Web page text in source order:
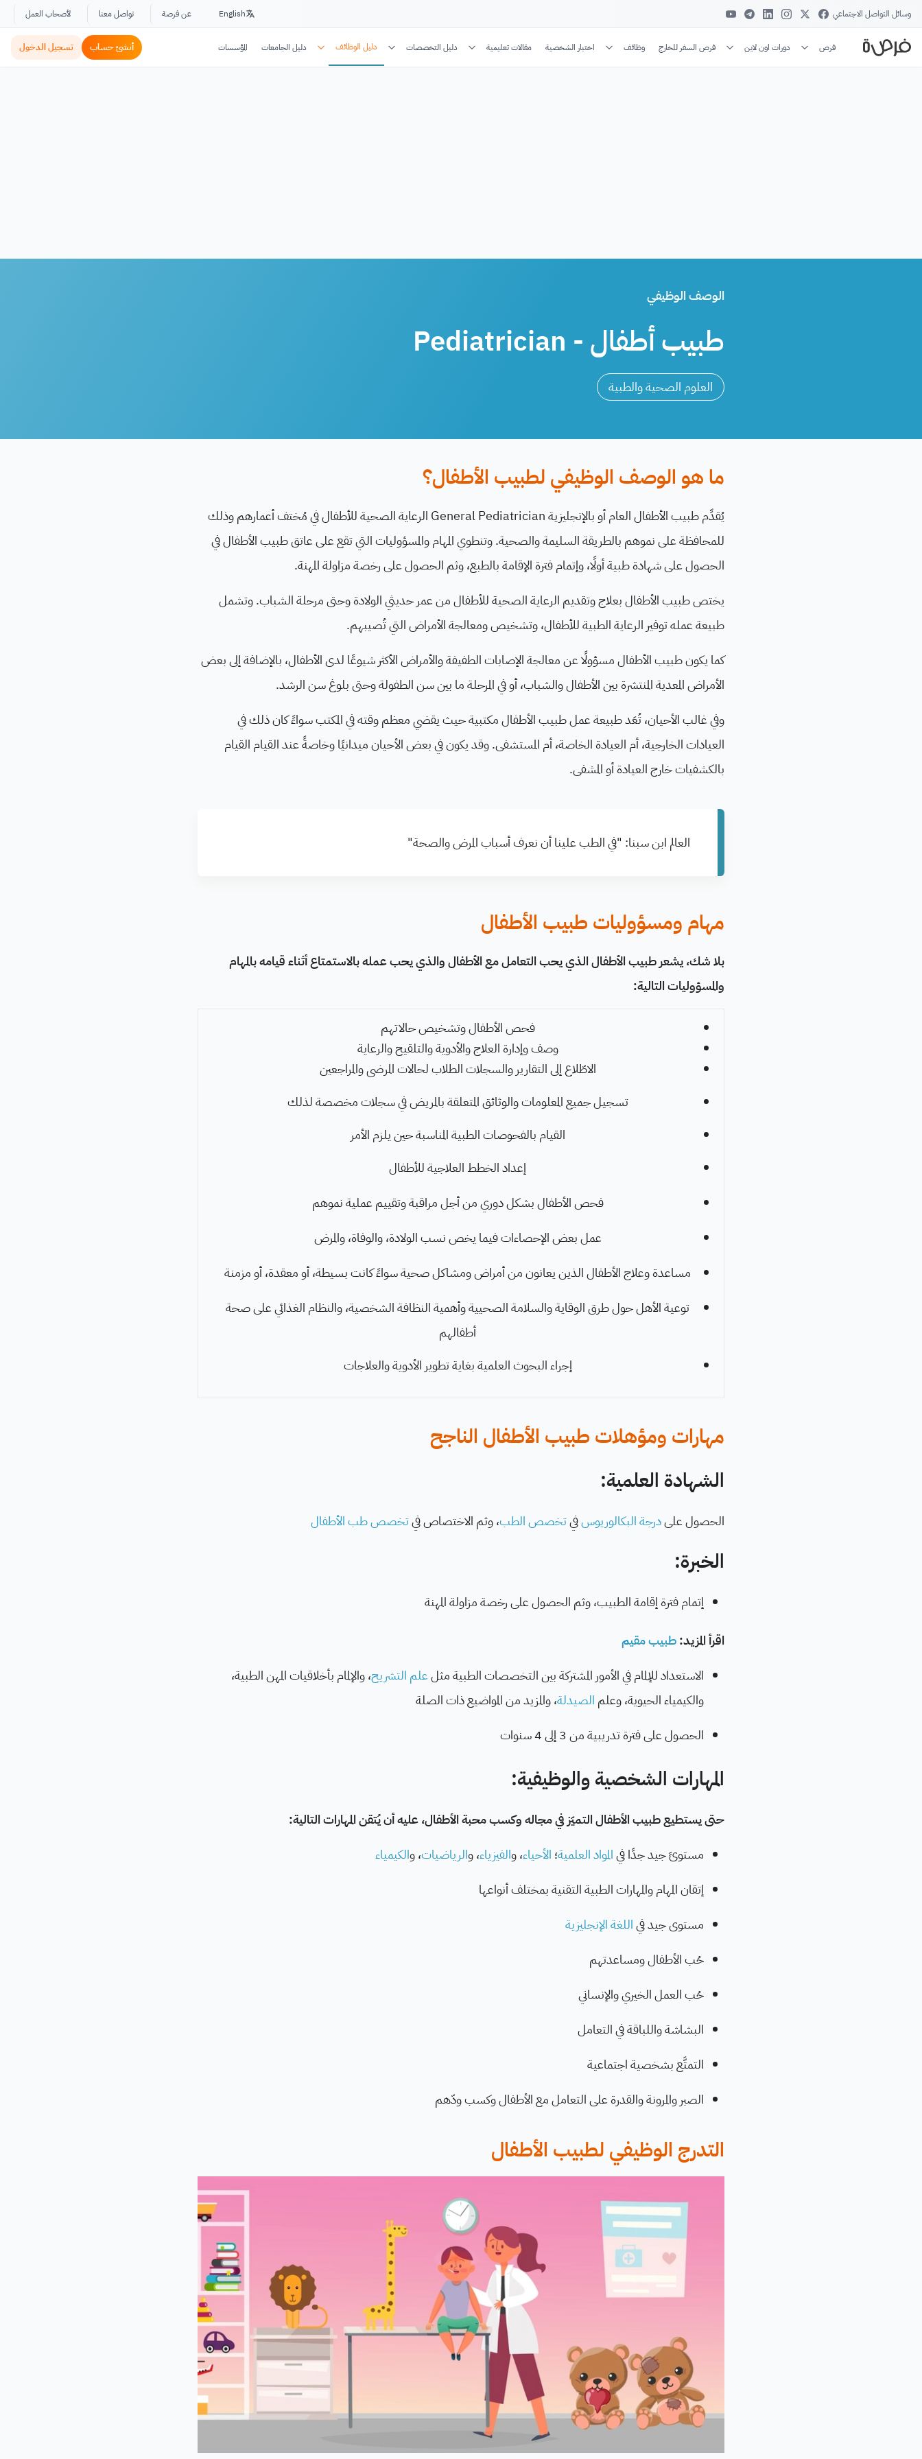
وسائل التواصل الاجتماعي English عن فرصة تواصل معنا لأصحاب العمل
فرص دورات اون لاين فرص السفر للخارج وظائف اختبار الشخصية مقالات تعليمية دليل التخصصات دليل الوظائف دليل الجامعات المؤسسات أنشئ حساب تسجيل الدخول
الوصف الوظيفي
طبيب أطفال - Pediatrician
العلوم الصحية والطبية
ما هو الوصف الوظيفي لطبيب الأطفال؟
يُقدِّم طبيب الأطفال العام أو بالإنجليزية General Pediatrician الرعاية الصحية للأطفال في مُختف أعمارهم وذلك
للمحافظة على نموهم بالطريقة السليمة والصحية. وتنطوي المهام والمسؤوليات التي تقع على عاتق طبيب الأطفال في
الحصول على شهادة طبية أولًا، وإتمام فترة الإقامة بالطبع، وثم الحصول على رخصة مزاولة المهنة.
يختص طبيب الأطفال بعلاج وتقديم الرعاية الصحية للأطفال من عمر حديثي الولادة وحتى مرحلة الشباب. وتشمل
طبيعة عمله توفير الرعاية الطبية للأطفال، وتشخيص ومعالجة الأمراض التي تُصيبهم.
كما يكون طبيب الأطفال مسؤولًا عن معالجة الإصابات الطفيفة والأمراض الأكثر شيوعًا لدى الأطفال، بالإضافة إلى بعض
الأمراض المعدية المنتشرة بين الأطفال والشباب، أو في المرحلة ما بين سن الطفولة وحتى بلوغ سن الرشد.
وفي غالب الأحيان، تُعَد طبيعة عمل طبيب الأطفال مكتبية حيث يقضي معظم وقته في المكتب سواءً كان ذلك في
العيادات الخارجية، أم العيادة الخاصة، أم المستشفى. وقد يكون في بعض الأحيان ميدانيًا وخاصةً عند القيام القيام
بالكشفيات خارج العيادة أو المشفى.
العالم ابن سبنا: "في الطب علينا أن نعرف أسباب المرض والصحة"
مهام ومسؤوليات طبيب الأطفال
بلا شك، يشعر طبيب الأطفال الذي يحب التعامل مع الأطفال والذي يحب عمله بالاستمتاع أثناء قيامه بالمهام
والمسؤوليات التالية:
فحص الأطفال وتشخيص حالاتهم
وصف وإدارة العلاج والأدوية والتلقيح والرعاية
الاطّلاع إلى التقارير والسجلات الطلاب لحالات المرضى والمراجعين
تسجيل جميع المعلومات والوثائق المتعلقة بالمريض في سجلات مخصصة لذلك
القيام بالفحوصات الطبية المناسبة حين يلزم الأمر
إعداد الخطط العلاجية للأطفال
فحص الأطفال بشكل دوري من أجل مراقبة وتقييم عملية نموهم
عمل بعض الإحصاءات فيما يخص نسب الولادة، والوفاة، والمرض
مساعدة وعلاج الأطفال الذين يعانون من أمراض ومشاكل صحية سواءً كانت بسيطة، أو معقدة، أو مزمنة
توعية الأهل حول طرق الوقاية والسلامة الصحييةوأهمية النظافة الشخصية، والنظام الغذائي على صحة
أطفالهم
إجراء البحوث العلمية بغاية تطوير الأدوية والعلاجات
مهارات ومؤهلات طبيب الأطفال الناجح
الشهادة العلمية:
الحصول علىدرجة البكالوريوسفيتخصص الطب، وثم الاختصاص فيتخصص طب الأطفال
الخبرة:
إتمام فترة إقامة الطبيب، وثم الحصول على رخصة مزاولة المهنة
اقرأ المزيد:طبيب مقيم
الاستعداد للإلمام في الأمور المشتركة بين التخصصات الطبية مثلعلم التشريح، والإلمام بأخلاقيات المهن الطبية،
والكيمياء الحيوية، وعلم الصيدلة، والمزيد من المواضيع ذات الصلة
الحصول على فترة تدريبية من 3 إلى 4 سنوات
المهارات الشخصية والوظيفية:
حتى يستطيع طبيب الأطفال التميّز في مجاله وكسب محبة الأطفال، عليه أن يُتقن المهارات التالية:
مستوىً جيد جدًا فيالمواد العلمية؛ الأحياء، والفيزياء، والرياضيات، والكيمياء
إتقان المهام والمهارات الطبية التقنية بمختلف أنواعها
مستوى جيد فياللغة الإنجليزية
حُب الأطفال ومساعدتهم
حُب العمل الخيري والإنساني
البشاشة واللباقة في التعامل
التمتَّع بشخصية اجتماعية
الصبر والمرونة والقدرة على التعامل مع الأطفال وكسب ودّهم
التدرج الوظيفي لطبيب الأطفال